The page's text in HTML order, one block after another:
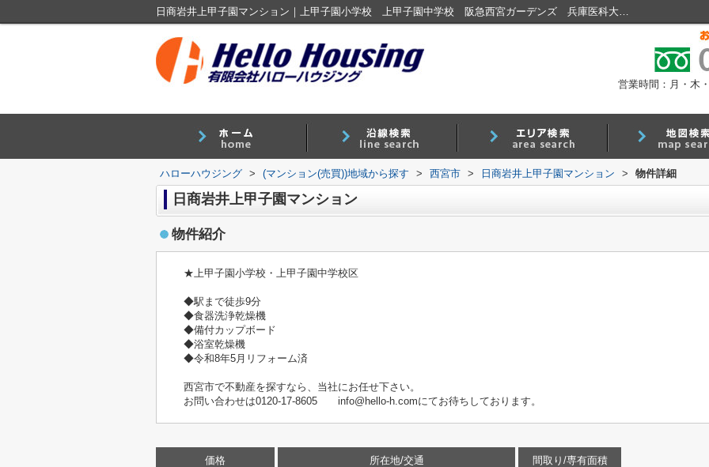
日商岩井上甲子園マンション｜上甲子園小学校 上甲子園中学校 阪急西宮ガーデンズ 兵庫医科大学病院｜西宮・甲子園・鳴尾エリアの不動産探しはハローハウジング
営業時間：月・木
ハローハウジング > (マンション(売買))地域から探す > 西宮市 > 日商岩井上甲子園マンション > 物件詳細
日商岩井上甲子園マンション
物件紹介
★上甲子園小学校・上甲子園中学校区
◆駅まで徒歩9分
◆食器洗浄乾燥機
◆備付カップボード
◆浴室乾燥機
◆令和8年5月リフォーム済
西宮市で不動産を探すなら、当社にお任せ下さい。
お問い合わせは0120-17-8605 info@hello-h.comにてお待ちしております。
価格 所在地/交通
間取り/専有面積